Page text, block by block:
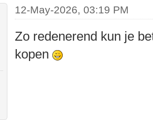
12-May-2026, 03:19 PM
Zo redenerend kun je
kopen